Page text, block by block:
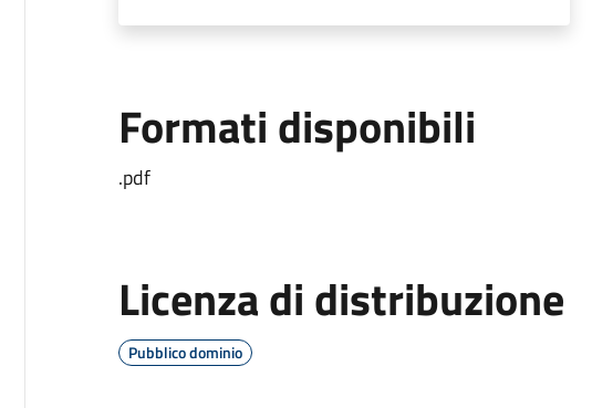
Formati disponibili
.pdf
Licenza di distribuzione
Pubblico dominio